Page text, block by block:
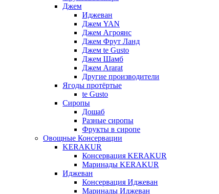
Джем
Иджеван
Джем YAN
Джем Агроянс
Джем Фрут Ланд
Джем te Gusto
Джем Шамб
Джем Ararat
Другие производители
Ягоды протёртые
te Gusto
Сиропы
Дошаб
Разные сиропы
Фрукты в сиропе
Овощные Консервации
KERAKUR
Консервация KERAKUR
Маринады KERAKUR
Иджеван
Консервация Иджеван
Маринады Иджеван